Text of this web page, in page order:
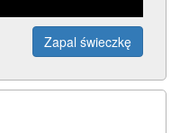
Zapal świeczkę